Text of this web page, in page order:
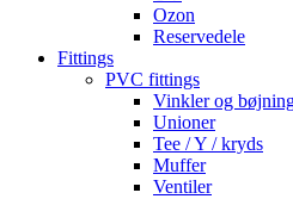
Ozon
Reservedele
Fittings
PVC fittings
Vinkler og
Unioner
Tee / Y / kryds
Muffer
Ventiler